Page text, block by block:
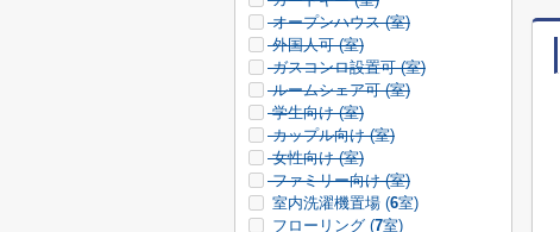
オープンハウス (室)
外国人可 (室)
ガスコンロ設置可 (室)
ルームシェア可 (室)
学生向け (室)
カップル向け (室)
女性向け (室)
ファミリー向け (室)
室内洗濯機置場 (6室)
フローリング (7室)